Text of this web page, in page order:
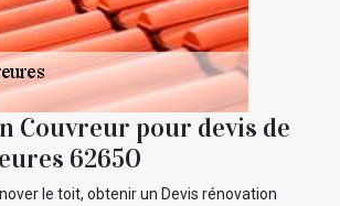
Couvreur pour devis de
62650
le toit, obtenir un Devis rénovation